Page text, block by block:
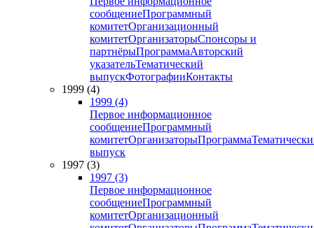
сообщениеПрограммный
комитетОрганизационный
комитетОрганизаторыСпонсоры и
партнёрыПрограммаАвторский
указательТематический
выпускФотографииКонтакты
1999 (4)
1999 (4)
Первое информационное
сообщениеПрограммный
комитетОрганизаторыПрограмма
выпуск
1997 (3)
1997 (3)
Первое информационное
сообщениеПрограммный
комитетОрганизационный